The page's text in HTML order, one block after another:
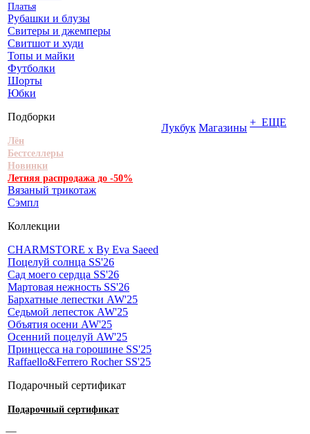
Платья
Рубашки и блузы
Свитеры и джемперы
Свитшот и худи
Топы и майки
Футболки
Шорты
Юбки
Подборки
Лён
Бестселлеры
Новинки
Летняя распродажа до -50%
Вязаный трикотаж
Сэмпл
Коллекции
CHARMSTORE х By Eva Saeed
Поцелуй солнца SS'26
Сад моего сердца SS'26
Мартовая нежность SS'26
Бархатные лепестки AW'25
Седьмой лепесток AW'25
Объятия осени AW'25
Осенний поцелуй AW'25
Принцесса на горошине SS'25
Raffaello&Ferrero Rocher SS'25
Подарочный сертификат
Подарочный сертификат
Лукбук Магазины + ЕЩЕ